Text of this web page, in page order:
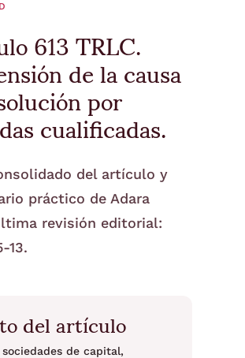
613 TRLC.
de la causa
por
cualificadas.
del artículo y
práctico de Adara
revisión editorial:
13.
del artículo
sociedades de capital,